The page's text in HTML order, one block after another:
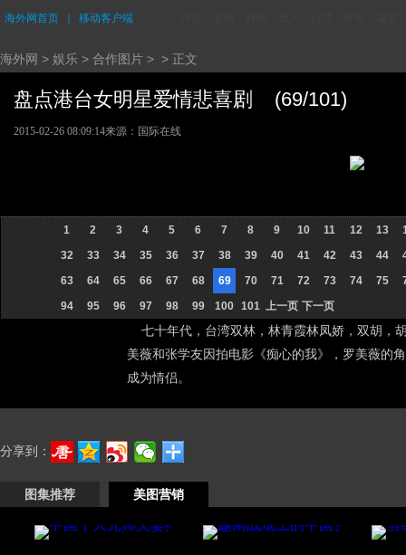
海外网首页 移动客户端
海外网 > 娱乐 > 合作图片 > > 正文
盘点港台女明星爱情悲喜剧 (69/101)
2015-02-26 08:09:14来源：国际在线
1 2 3 4 5 6 7 8 9 10 11 12 13
32
33 34 35 36 37 38 39 40 41 42 43 44
63
64 65 66 67 68 69 70 71 72 73 74 75
94
95 96 97 98 99 100 101 上一页 下一页
七十年代，台湾双林，林青霞林凤娇，双胡，
美薇和张学友因拍电影《痴心的我》，罗美薇的
成为情侣。
分享到：
图集推荐 美图营销